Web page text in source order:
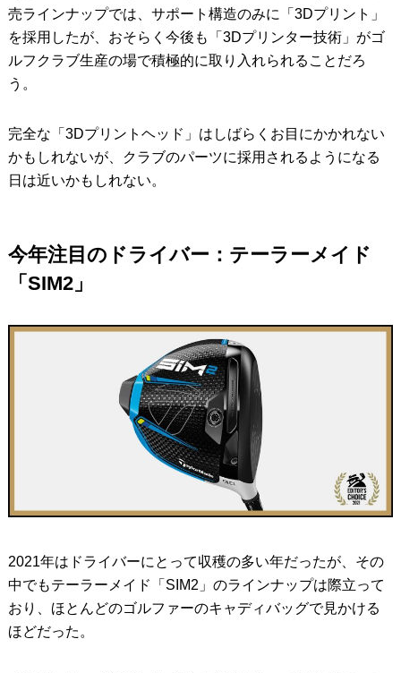
売ラインナップでは、サポート構造のみに「3Dプリント」
を採用したが、おそらく今後も「3Dプリンター技術」がゴ
ルフクラブ生産の場で積極的に取り入れられることだろ
う。
完全な「3Dプリントヘッド」はしばらくお目にかかれない
かもしれないが、クラブのパーツに採用されるようになる
日は近いかもしれない。
今年注目のドライバー：テーラーメイド
「SIM2」
2021年はドライバーにとって収穫の多い年だったが、その
中でもテーラーメイド「SIM2」のラインナップは際立って
おり、ほとんどのゴルファーのキャディバッグで見かける
ほどだった。